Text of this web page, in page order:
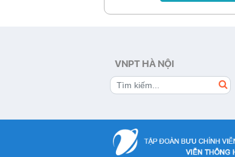
kết sẽ mạng lại cho quý
VNPT HÀ NỘI